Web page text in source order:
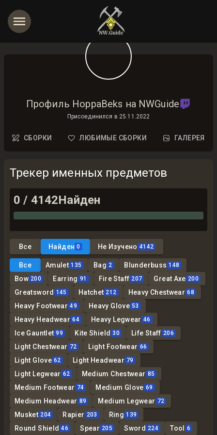
Профиль HoppaBeks на NWGuide
Присоединился в 25.11.2022
СБОРКИ ЛЮБИМЫЕ СБОРКИ ГАЛЕРЕЯ
Трекер именных предметов
0 / 4142Найден
Все Найден 0 Не Изучено 4142
Все Amulet 135 Bag 2 Blunderbuss 148
Bow 200 Earring 91 Fire Staff 207 Great Axe 200
Greatsword 145 Hatchet 212 Heavy Chestwear 68
Heavy Footwear 49 Heavy Glove 53
Heavy Headwear 64 Heavy Legwear 46
Ice Gauntlet 99 Kite Shield 30 Life Staff 206
Light Chestwear 72 Light Footwear 66
Light Glove 62 Light Headwear 79
Light Legwear 62 Medium Chestwear 85
Medium Footwear 74 Medium Glove 69
Medium Headwear 89 Medium Legwear 72
Musket 204 Rapier 203 Ring 139
Round Shield 46 Spear 205 Sword 224 Tool 6